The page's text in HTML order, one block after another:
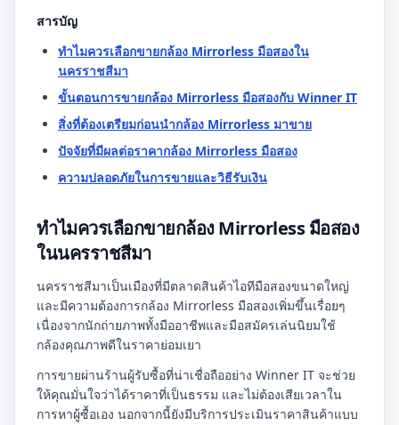
สารบัญ
ทำไมควรเลือกขายกล้อง Mirrorless มือสองใน
นครราชสีมา
ขั้นตอนการขายกล้อง Mirrorless มือสองกับ Winner IT
สิ่งที่ต้องเตรียมก่อนนำกล้อง Mirrorless มาขาย
ปัจจัยที่มีผลต่อราคากล้อง Mirrorless มือสอง
ความปลอดภัยในการขายและวิธีรับเงิน
ทำไมควรเลือกขายกล้อง Mirrorless มือสอง
ในนครราชสีมา
นครราชสีมาเป็นเมืองที่มีตลาดสินค้าไอทีมือสองขนาดใหญ่
และมีความต้องการกล้อง Mirrorless มือสองเพิ่มขึ้นเรื่อยๆ
เนื่องจากนักถ่ายภาพทั้งมืออาชีพและมือสมัครเล่นนิยมใช้
กล้องคุณภาพดีในราคาย่อมเยา
การขายผ่านร้านผู้รับซื้อที่น่าเชื่อถืออย่าง Winner IT จะช่วย
ให้คุณมั่นใจว่าได้ราคาที่เป็นธรรม และไม่ต้องเสียเวลาใน
การหาผู้ซื้อเอง นอกจากนี้ยังมีบริการประเมินราคาสินค้าแบบ